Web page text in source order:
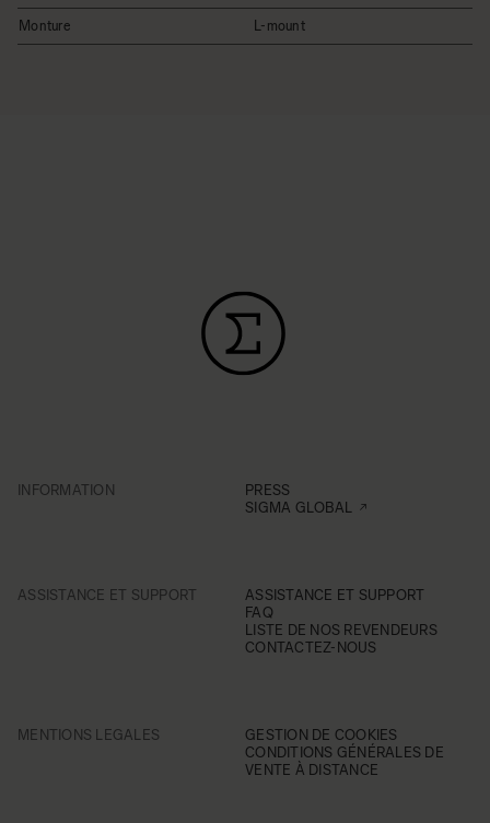
Monture L-mount
INFORMATION
PRESS
SIGMA GLOBAL
ASSISTANCE ET SUPPORT
ASSISTANCE ET SUPPORT
FAQ
LISTE DE NOS REVENDEURS
CONTACTEZ-NOUS
MENTIONS LEGALES
GESTION DE COOKIES
CONDITIONS GÉNÉRALES DE
VENTE À DISTANCE